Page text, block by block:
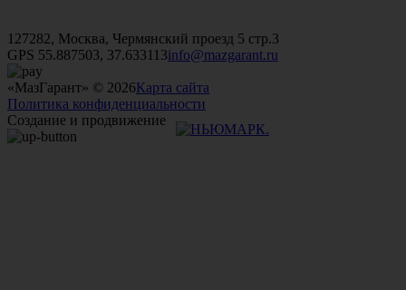
127282, Москва, Чермянский проезд 5 стр.3
GPS 55.887503, 37.633113info@mazgarant.ru
«МазГарант» © 2026Карта сайта
Политика конфиденциальности
Создание и продвижение